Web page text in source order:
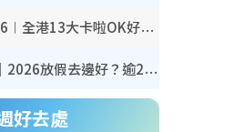
唱K推介2026︱全港13大卡啦OK好去處！最平$36起 日文K都有！(附地址+收費詳情)
假日好去處｜2026放假去邊好？逾20放假好去處郊外/秘景 休閒半日或一日遊
好去處